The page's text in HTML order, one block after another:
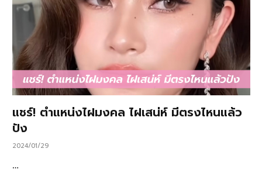
แชร์! ตำแหน่งไฝมงคล ไฝเสน่ห์ มีตรงไหนแล้ว
ปัง
2024/01/29
…